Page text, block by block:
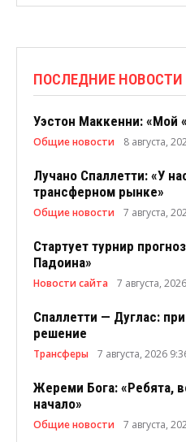
ПОСЛЕДНИЕ НОВОСТИ
Уэстон Маккенни: «Мой
Общие новости 8 августа,
Лучано Спаллетти: «У
трансферном рынке»
Общие новости 7 августа,
Стартует турнир
Падоина»
Новости сайта 7 августа,
Спаллетти — Дуглас:
решение
Трансферы 7 августа, 2026
Жереми Бога: «Ребята,
начало»
Общие новости 7 августа,